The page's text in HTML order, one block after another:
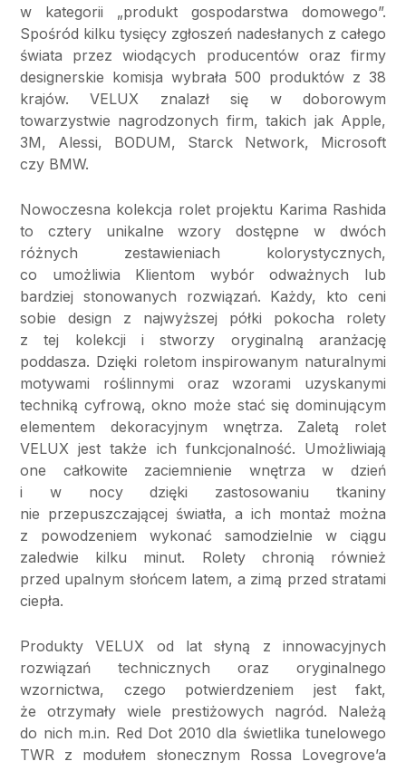
w kategorii „produkt gospodarstwa domowego”.
Spośród kilku tysięcy zgłoszeń nadesłanych z całego
świata przez wiodących producentów oraz firmy
designerskie komisja wybrała 500 produktów z 38
krajów. VELUX znalazł się w doborowym
towarzystwie nagrodzonych firm, takich jak Apple,
3M, Alessi, BODUM, Starck Network, Microsoft
czy BMW.
Nowoczesna kolekcja rolet projektu Karima Rashida
to cztery unikalne wzory dostępne w dwóch
różnych zestawieniach kolorystycznych,
co umożliwia Klientom wybór odważnych lub
bardziej stonowanych rozwiązań. Każdy, kto ceni
sobie design z najwyższej półki pokocha rolety
z tej kolekcji i stworzy oryginalną aranżację
poddasza. Dzięki roletom inspirowanym naturalnymi
motywami roślinnymi oraz wzorami uzyskanymi
techniką cyfrową, okno może stać się dominującym
elementem dekoracyjnym wnętrza. Zaletą rolet
VELUX jest także ich funkcjonalność. Umożliwiają
one całkowite zaciemnienie wnętrza w dzień
i w nocy dzięki zastosowaniu tkaniny
nie przepuszczającej światła, a ich montaż można
z powodzeniem wykonać samodzielnie w ciągu
zaledwie kilku minut. Rolety chronią również
przed upalnym słońcem latem, a zimą przed stratami
ciepła.
Produkty VELUX od lat słyną z innowacyjnych
rozwiązań technicznych oraz oryginalnego
wzornictwa, czego potwierdzeniem jest fakt,
że otrzymały wiele prestiżowych nagród. Należą
do nich m.in. Red Dot 2010 dla świetlika tunelowego
TWR z modułem słonecznym Rossa Lovegrove’a